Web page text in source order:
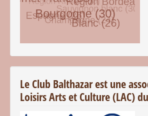
Le Club Balthazar est une
Loisirs Arts et Culture (LAC)